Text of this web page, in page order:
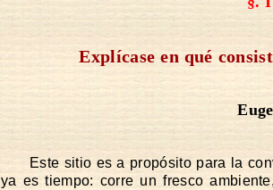
Explícase en qué
Este sitio es a propósito para la
ya es tiempo: corre un fresco